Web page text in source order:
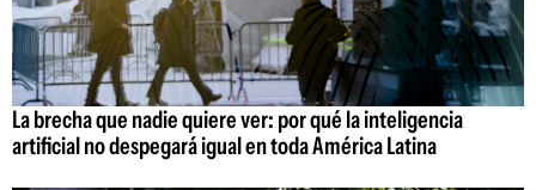
La brecha que nadie quiere ver: por qué la inteligencia
artificial no despegará igual en toda América Latina